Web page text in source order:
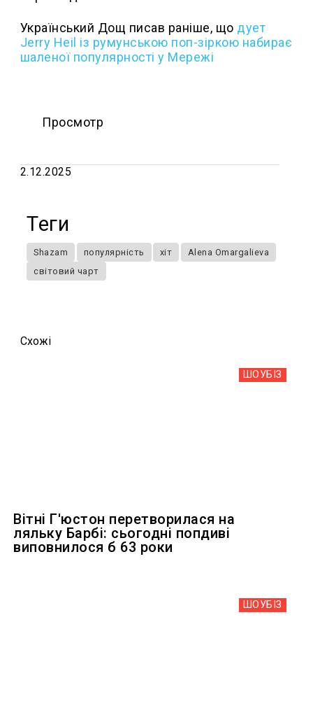
Український Дощ писав раніше, що дует
Jerry Heil із румунською поп-зіркою набирає
шаленої популярності у Мережі
Просмотр
2.12.2025
Теги
Shazam популярність хіт
Alena Omargalieva
світовий чарт
Схожi
ШОУБIЗ
Вітні Г'юстон перетворилася на
ляльку Барбі: сьогодні попдиві
виповнилося б 63 роки
ШОУБIЗ